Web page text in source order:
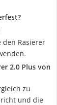
den Rasierer
2.0 Plus von
zu
und die